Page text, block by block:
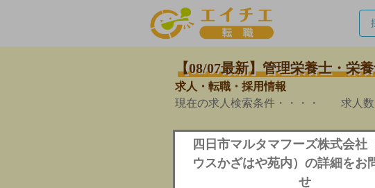
【08/07最新】管理栄養士・栄
求人・転職・採用情報
現在の求人検索条件・・・・
求人数
四日市マルタマフーズ株式会社
ウスかざはや苑内）の詳細をお
せ